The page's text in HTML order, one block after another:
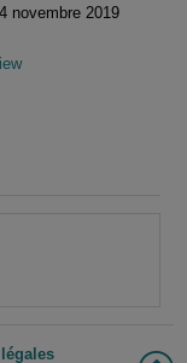
4 novembre 2019